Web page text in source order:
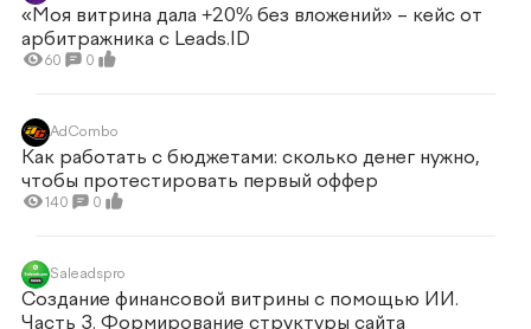
«Моя витрина дала +20% без вложений» – кейс от
арбитражника c Leads.ID
60 0
AdCombo
Как работать с бюджетами: сколько денег нужно,
чтобы протестировать первый оффер
140 0
Saleadspro
Создание финансовой витрины с помощью ИИ.
Часть 3. Формирование структуры сайта